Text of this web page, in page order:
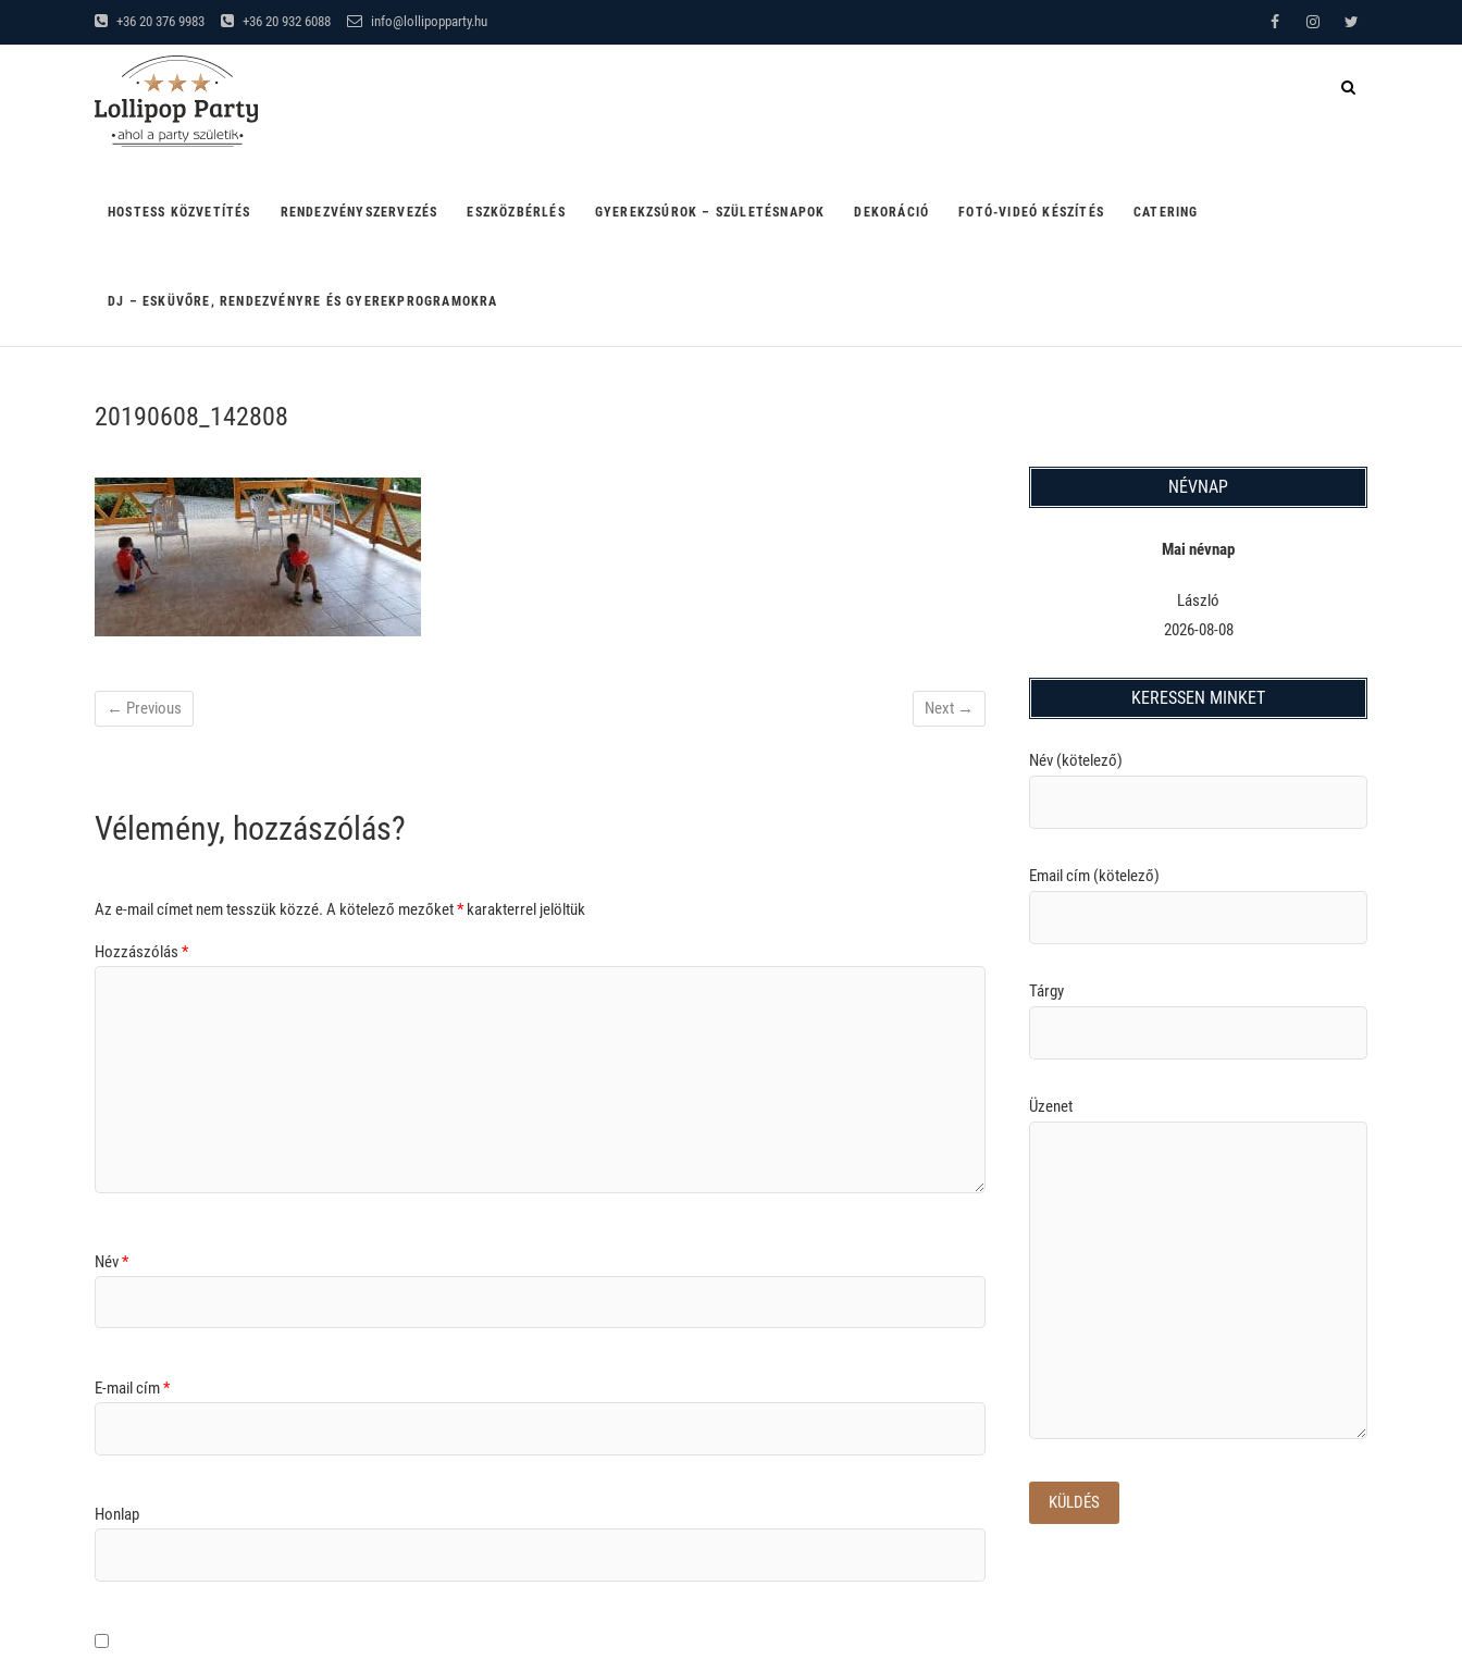
to
+36 20 376 9983 +36 20 932 6088 info@lollipopparty.hu FacebookInstagramTwitter
HOSTESS KÖZVETÍTÉS RENDEZVÉNYSZERVEZÉS ESZKÖZBÉRLÉS GYEREKZSÚROK – SZÜLETÉSNAPOK DEKORÁCIÓ FOTÓ-VIDEÓ KÉSZÍTÉS CATERING
DJ – ESKÜVŐRE, RENDEZVÉNYRE ÉS GYEREKPROGRAMOKRA
20190608_142808
← Previous Next →
Vélemény, hozzászólás?
Az e-mail címet nem tesszük közzé. A kötelező mezőket*karakterrel jelöltük
Hozzászólás *
Név*
E-mail cím*
Honlap
NÉVNAP
Mai névnap
László
2026-08-08
KERESSEN MINKET
Név (kötelező)
Email cím (kötelező)
Tárgy
Üzenet